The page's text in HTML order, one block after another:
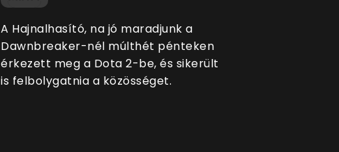
A Hajnalhasító, na jó maradjunk a
Dawnbreaker-nél múlthét pénteken
érkezett meg a Dota 2-be, és sikerült
is felbolygatnia a közösséget.